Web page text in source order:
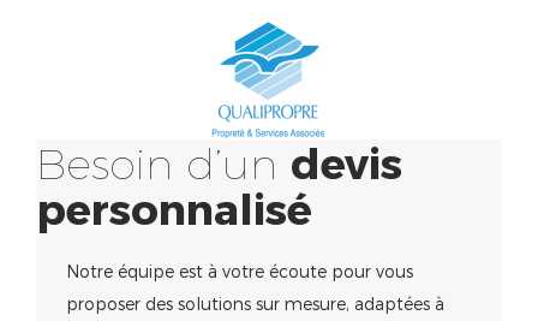
Besoin d’un devis
personnalisé
Notre équipe est à votre écoute pour vous
proposer des solutions sur mesure, adaptées à